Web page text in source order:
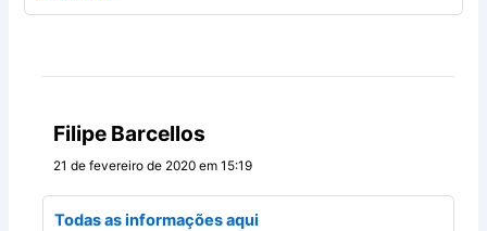
Filipe Barcellos
21 de fevereiro de 2020 em 15:19
Todas as informações aqui